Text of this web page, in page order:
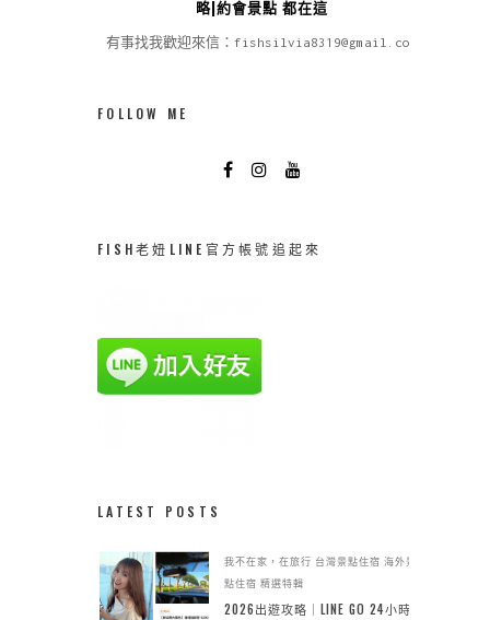
略|約會景點 都在這
有事找我歡迎來信：fishsilvia8319@gmail.com
FOLLOW ME
FISH老妞LINE官方帳號追起來
LATEST POSTS
我不在家，在旅行 台灣景點住宿 海外景
點住宿 精選特輯
2026出遊攻略｜LINE GO 24小時機